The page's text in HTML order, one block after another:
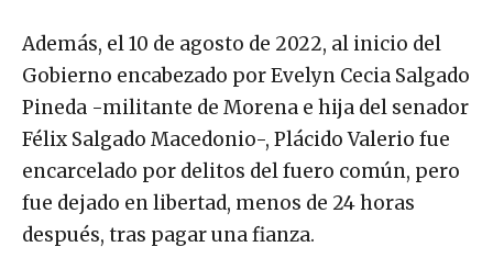
Además, el 10 de agosto de 2022, al inicio del
Gobierno encabezado por Evelyn Cecia Salgado
Pineda -militante de Morena e hija del senador
Félix Salgado Macedonio-, Plácido Valerio fue
encarcelado por delitos del fuero común, pero
fue dejado en libertad, menos de 24 horas
después, tras pagar una fianza.